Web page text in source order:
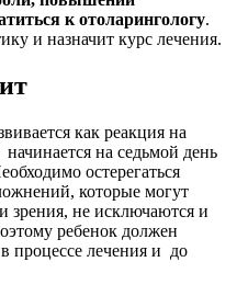
к отоларингологу.
и назначит курс лечения.
как реакция на
на седьмой день
остерегаться
которые могут
зрения, не исключаются и
ребенок должен
процессе лечения и до